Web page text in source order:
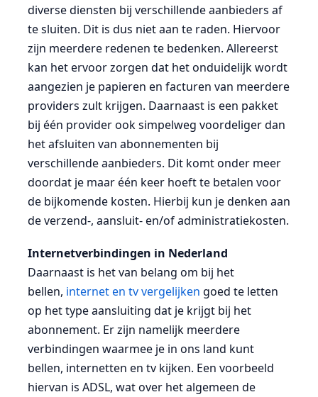
diverse diensten bij verschillende aanbieders af
te sluiten. Dit is dus niet aan te raden. Hiervoor
zijn meerdere redenen te bedenken. Allereerst
kan het ervoor zorgen dat het onduidelijk wordt
aangezien je papieren en facturen van meerdere
providers zult krijgen. Daarnaast is een pakket
bij één provider ook simpelweg voordeliger dan
het afsluiten van abonnementen bij
verschillende aanbieders. Dit komt onder meer
doordat je maar één keer hoeft te betalen voor
de bijkomende kosten. Hierbij kun je denken aan
de verzend-, aansluit- en/of administratiekosten.
Internetverbindingen in Nederland
Daarnaast is het van belang om bij het
bellen, internet en tv vergelijken goed te letten
op het type aansluiting dat je krijgt bij het
abonnement. Er zijn namelijk meerdere
verbindingen waarmee je in ons land kunt
bellen, internetten en tv kijken. Een voorbeeld
hiervan is ADSL, wat over het algemeen de